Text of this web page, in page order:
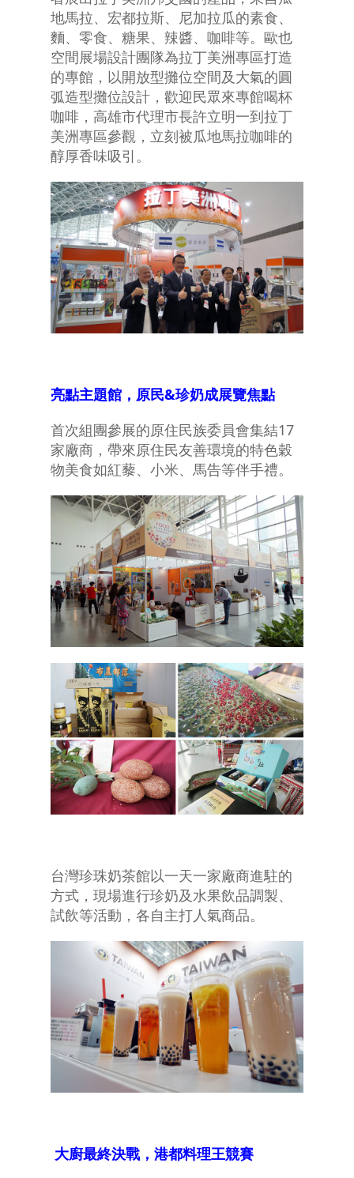
地馬拉、宏都拉斯、尼加拉瓜的素食、
麵、零食、糖果、辣醬、咖啡等。歐也
空間展場設計團隊為拉丁美洲專區打造
的專館，以開放型攤位空間及大氣的圓
弧造型攤位設計，歡迎民眾來專館喝杯
咖啡，高雄市代理市長許立明一到拉丁
美洲專區參觀，立刻被瓜地馬拉咖啡的
醇厚香味吸引。
亮點主題館，原民&珍奶成展覽焦點
首次組團參展的原住民族委員會集結17
家廠商，帶來原住民友善環境的特色穀
物美食如紅藜、小米、馬告等伴手禮。
台灣珍珠奶茶館以一天一家廠商進駐的
方式，現場進行珍奶及水果飲品調製、
試飲等活動，各自主打人氣商品。
大廚最終決戰，港都料理王競賽